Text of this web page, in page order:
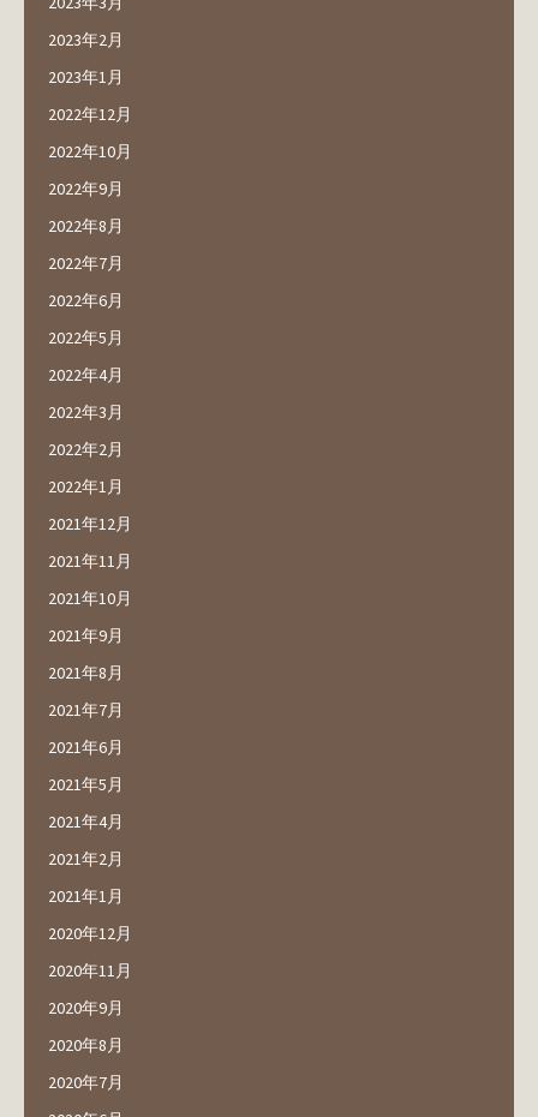
2023年2月
2023年1月
2022年12月
2022年10月
2022年9月
2022年8月
2022年7月
2022年6月
2022年5月
2022年4月
2022年3月
2022年2月
2022年1月
2021年12月
2021年11月
2021年10月
2021年9月
2021年8月
2021年7月
2021年6月
2021年5月
2021年4月
2021年2月
2021年1月
2020年12月
2020年11月
2020年9月
2020年8月
2020年7月